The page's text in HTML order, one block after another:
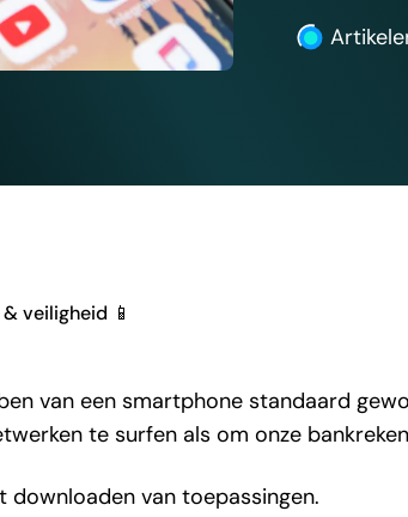
veiligheid 📱
van een smartphone standaard
te surfen als om onze
van toepassingen.